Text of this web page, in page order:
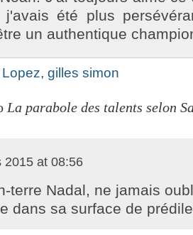
j'avais été plus
un aut­hentique
, gil­les simon
La parabole des talents selon
2015 at 08:56
terre Nadal, ne jamais
dans sa surface de